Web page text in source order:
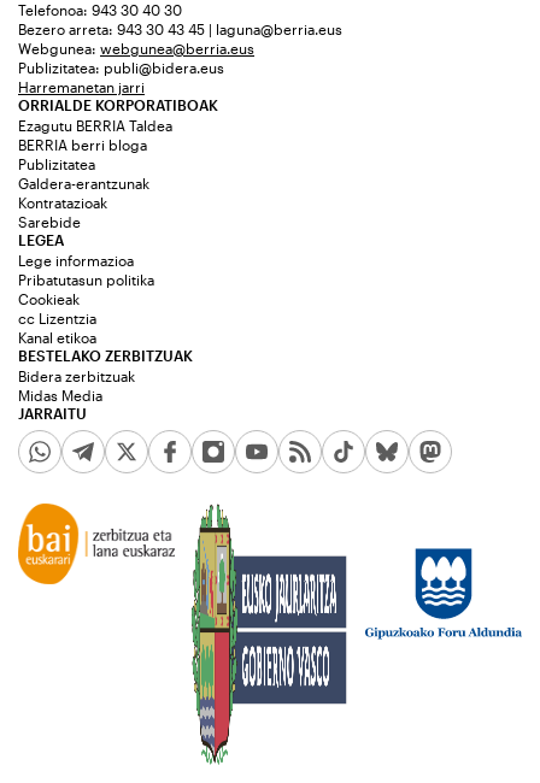
Telefonoa: 943 30 40 30
Bezero arreta: 943 30 43 45 | laguna@berria.eus
Webgunea: webgunea@berria.eus
Publizitatea: publi@bidera.eus
Harremanetan jarri
ORRIALDE KORPORATIBOAK
Ezagutu BERRIA Taldea
BERRIA berri bloga
Publizitatea
Galdera-erantzunak
Kontratazioak
Sarebide
JARRAITU
LEGEA
Lege informazioa
Pribatutasun politika
Cookieak
cc Lizentzia
Kanal etikoa
BESTELAKO ZERBITZUAK
Bidera zerbitzuak
Midas Media